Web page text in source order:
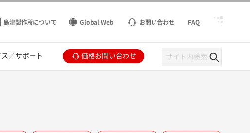
島津製作所について Global Web お問い合わせ FAQ
ス／サポート 価格お問い合わせ